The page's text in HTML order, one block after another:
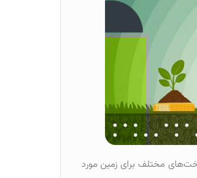
مختلف برای زمین مورد